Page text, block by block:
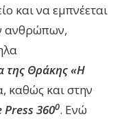
και να εμπνέεται
ανθρώπων,
της Θράκης «Η
καθώς και στην
Press 3600. Ενώ